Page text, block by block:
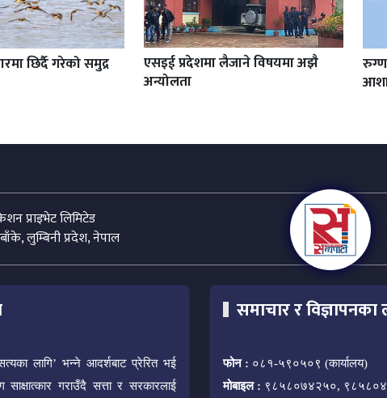
छिर्दै गरेको समुद्र
एसइई प्रदेशमा लैजाने विषयमा अझै
अन्योलता
रुग्ण
प्राइभेट लिमिटेड
लुम्बिनी प्रदेश, नेपाल
सत्यका लागि’ भन्ने आदर्शबाट प्रेरित भई
साक्षात्कार गराउँदै सत्ता र सरकारलाई
समाचार र विज्ञापनका
फोन : ०८१-५९०५०९ (कार्यालय)
मोबाइल : ९८५८०७४२५०,